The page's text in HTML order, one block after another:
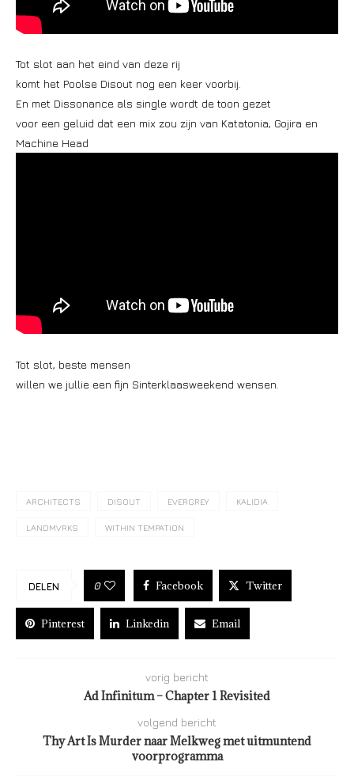
Tot slot aan het eind van deze rij
komt het Poolse Disout nog een keer voorbij.
En met Dissonance als single wordt de toon gezet
voor een geluid dat een mix zou zijn van Katatonia, Gojira en
Machine Head
Tot slot, beste mensen
willen we jullie een fijn Sinterklaasweekend wensen.
ARCHITECTS DISOUT EVERGREY KALIDIA
LANDMVRKS WITHIN TEMPATION
DELEN 0 Facebook Twitter
Pinterest Linkedin Email
vorig bericht
Ad Infinitum – Chapter 1 Revisited
volgend bericht
Thy Art Is Murder naar Melkweg met uitmuntend
voorprogramma